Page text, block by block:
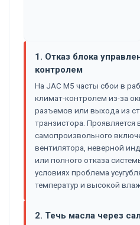
1. Отказ блока
контролем
На JAC M5 часты сбои в
климат-контролем из-за
разъемов или выхода из
транзистора. Проявляется
самопроизвольного
вентилятора, неверной
или полного отказа
условиях проблема
температур и высокой
2. Течь масла через